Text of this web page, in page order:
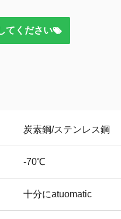
てください
炭素鋼/ステンレス鋼
-70℃
十分にatuomatic